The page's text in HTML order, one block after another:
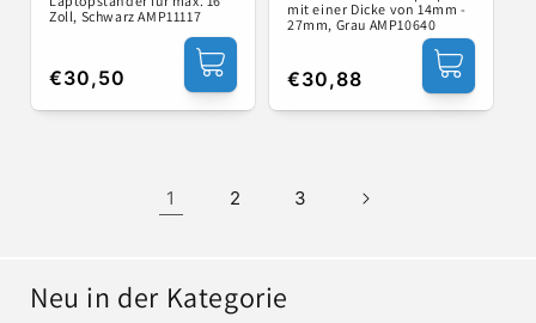
Zoll, Schwarz AMP11117
Normaler
Preis
€30,50
mit einer Dicke von 14mm -
27mm, Grau AMP10640
Normaler
Preis
€30,88
1 2 3
Neu in der Kategorie